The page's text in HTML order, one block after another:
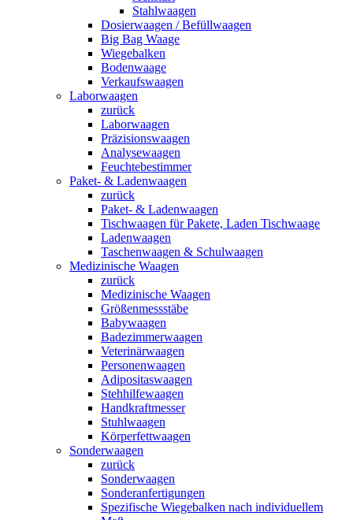
Stahlwaagen
Dosierwaagen / Befüllwaagen
Big Bag Waage
Wiegebalken
Bodenwaage
Verkaufswaagen
Laborwaagen
zurück
Laborwaagen
Präzisionswaagen
Analysewaagen
Feuchtebestimmer
Paket- & Ladenwaagen
zurück
Paket- & Ladenwaagen
Tischwaagen für Pakete, Laden Tischwaage
Ladenwaagen
Taschenwaagen & Schulwaagen
Medizinische Waagen
zurück
Medizinische Waagen
Größenmessstäbe
Babywaagen
Badezimmerwaagen
Veterinärwaagen
Personenwaagen
Adipositaswaagen
Stehhilfewaagen
Handkraftmesser
Stuhlwaagen
Körperfettwaagen
Sonderwaagen
zurück
Sonderwaagen
Sonderanfertigungen
Spezifische Wiegebalken nach individuellem